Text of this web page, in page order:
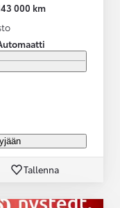
000 km
Tallenna